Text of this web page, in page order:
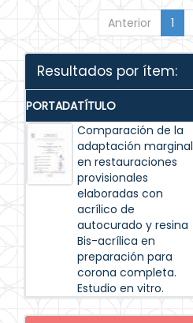
Anterior 1
Resultados por ítem:
PORTADATÍTULO
Comparación de la
adaptación marginal
en restauraciones
provisionales
elaboradas con
acrílico de
autocurado y resina
Bis-acrílica en
preparación para
corona completa.
Estudio en vitro.